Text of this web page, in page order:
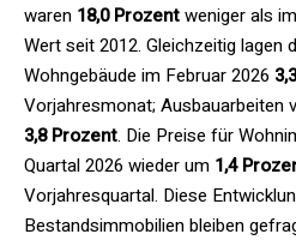
waren 18,0 Prozentweniger als
Wert seit 2012. Gleichzeitig lagen
Wohngebäude im Februar 2026
Vorjahresmonat; Ausbauarbeiten
3,8 Prozent. Die Preise für
Quartal 2026 wieder um 1,4
Vorjahresquartal. Diese
Bestandsimmobilien bleiben